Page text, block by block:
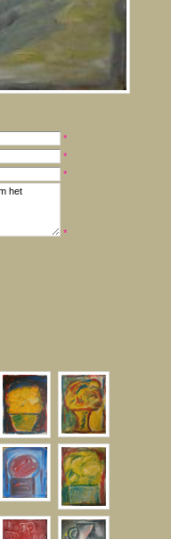
*
*
*
*